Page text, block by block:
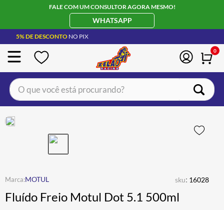
FALE COM UM CONSULTOR AGORA MESMO!
WHATSAPP
5% DE DESCONTO NO PIX
0
O que você está procurando?
MOTUL sku: 16028
Fluído Freio Motul Dot 5.1 500ml
BOTA
4º ÓCULOS SOLAR
5º LUVA